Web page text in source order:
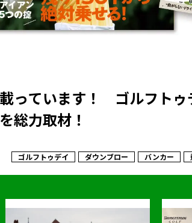
っています！ ゴルフトゥ
総力取材！
ゴルフトゥデイ ダウンブロー バンカー